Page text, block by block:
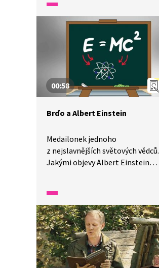
00:58
Brďo a Albert Einstein
Medailonek jednoho
z nejslavnějších světových vědců.
Jakými objevy Albert Einstein
se s námi.